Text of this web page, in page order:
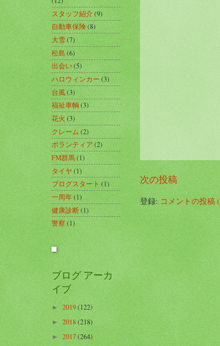
次の投稿
登録:コメントの投稿
スタッフ紹介(9)
自動車保険(8)
大雪(7)
松島 (6)
出会い(5)
ハロウィンカー(3)
台風(3)
福祉車輌 (3)
花火(3)
クレーム(2)
ボランティア(2)
FM群馬(1)
タイヤ(1)
ブログスタート(1)
一周年(1)
健康診断(1)
警察 (1)
ブログ アーカ
イブ
►2019(122)
► 2018(218)
►2017(264)